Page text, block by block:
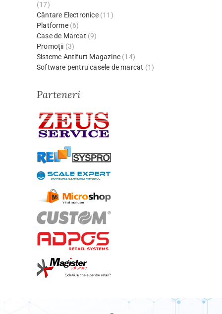
(17)
Cântare Electronice (11)
Platforme (6)
Case de Marcat (9)
Promoții (3)
Sisteme Antifurt Magazine (14)
Software pentru casele de marcat (1)
Parteneri